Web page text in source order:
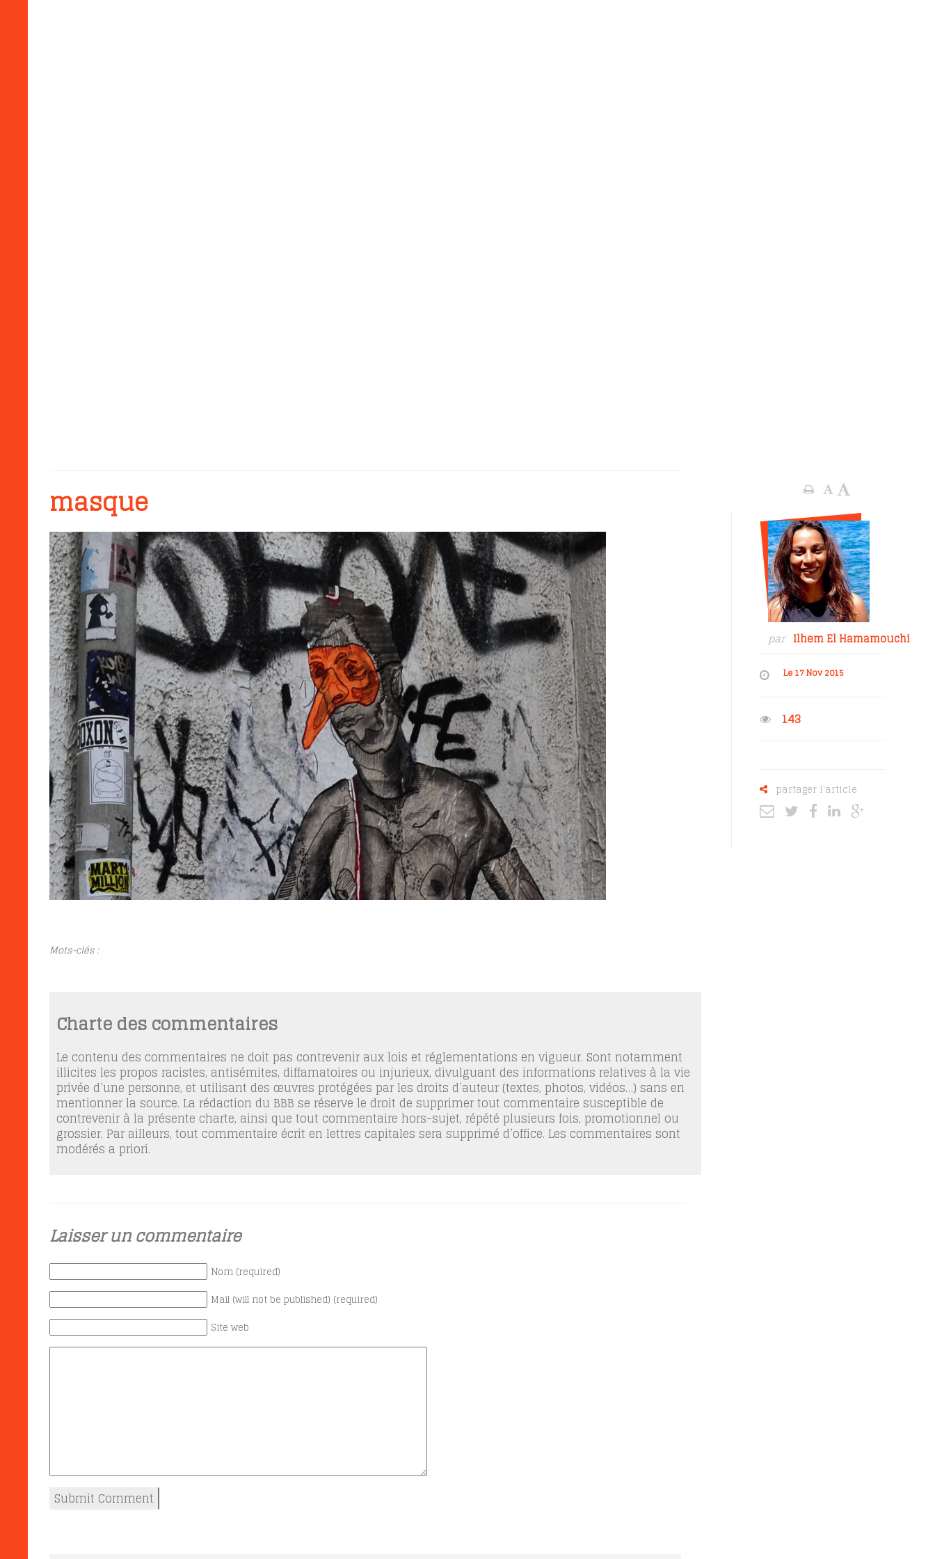
masque
Mots-clés :
Charte des commentaires
Le contenu des commentaires ne doit pas contrevenir aux lois et réglementations en vigueur. Sont notamment
illicites les propos racistes, antisémites, diffamatoires ou injurieux, divulguant des informations relatives à la vie
privée d’une personne, et utilisant des œuvres protégées par les droits d’auteur (textes, photos, vidéos…) sans en
mentionner la source. La rédaction du BBB se réserve le droit de supprimer tout commentaire susceptible de
contrevenir à la présente charte, ainsi que tout commentaire hors-sujet, répété plusieurs fois, promotionnel ou
grossier. Par ailleurs, tout commentaire écrit en lettres capitales sera supprimé d’office. Les commentaires sont
modérés a priori.
Laisser un commentaire
Nom (required)
Mail (will not be published) (required)
Site web
par Ilhem El Hamamouchi
Le 17 Nov 2015
143
partager l'article